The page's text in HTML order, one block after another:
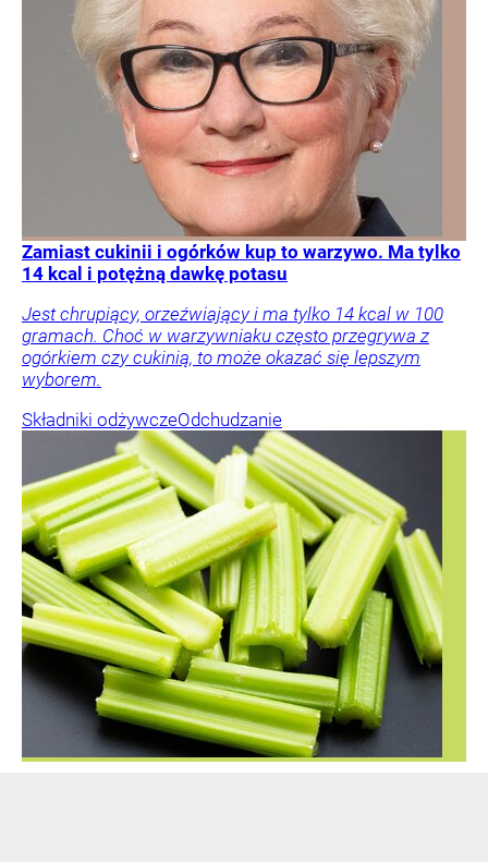
Zamiast cukinii i ogórków kup to warzywo. Ma tylko
14 kcal i potężną dawkę potasu
Jest chrupiący, orzeźwiający i ma tylko 14 kcal w 100
gramach. Choć w warzywniaku często przegrywa z
ogórkiem czy cukinią, to może okazać się lepszym
wyborem.
Składniki odżywczeOdchudzanie